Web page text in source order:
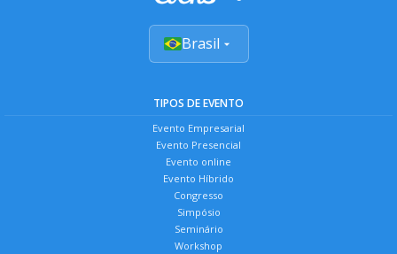
Brasil
TIPOS DE EVENTO
Evento Empresarial
Evento Presencial
Evento online
Evento Híbrido
Congresso
Simpósio
Seminário
Workshop